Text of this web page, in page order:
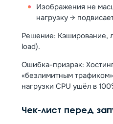
Изображения не
нагрузку →
Решение: Кэширование,
load).
Ошибка-призрак:
«безлимитным
нагрузки CPU ушёл в
Чек-лист перед